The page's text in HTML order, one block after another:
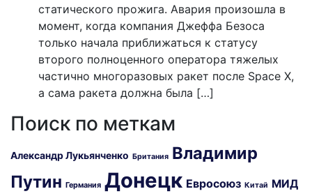
статического прожига. Авария произошла в
момент, когда компания Джеффа Безоса
только начала приближаться к статусу
второго полноценного оператора тяжелых
частично многоразовых ракет после Space X,
а сама ракета должна была […]
Поиск по меткам
Александр Лукьянченко Британия Владимир
Путин Германия Донецк Евросоюз Китай МИД